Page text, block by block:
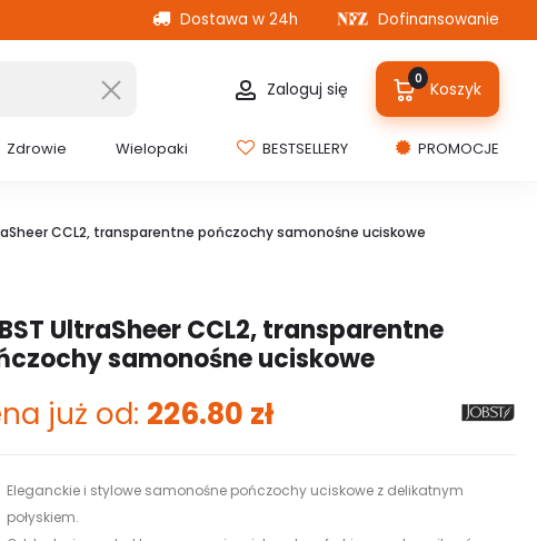
Dostawa w 24h Dofinansowanie
Zaloguj się 0 Koszyk
Zdrowie Wielopaki BESTSELLERY PROMOCJE
CCL2, transparentne pończochy samonośne uciskowe
UltraSheer CCL2, transparentne
samonośne uciskowe
już od: 226.80 zł
Eleganckie i stylowe samonośne pończochy uciskowe z delikatnym
połyskiem.